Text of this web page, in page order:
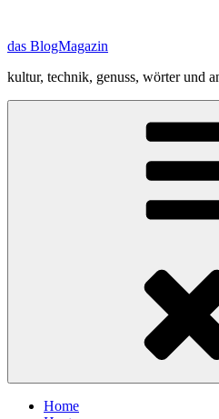
springen
das BlogMagazin
kultur, technik, genuss, wörter und
Home